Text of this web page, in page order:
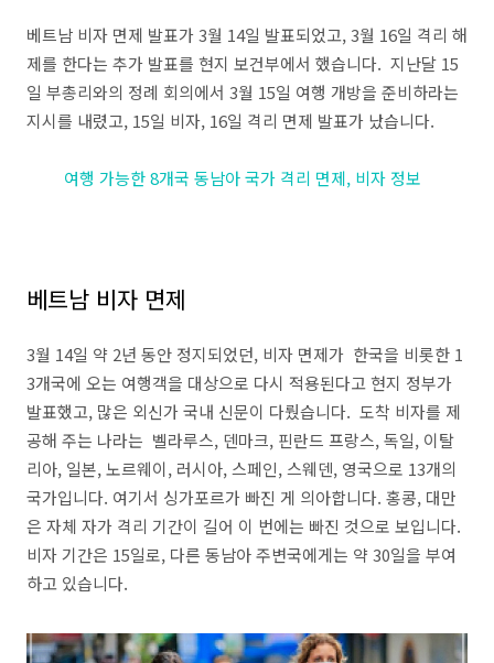
베트남 비자 면제 발표가 3월 14일 발표되었고, 3월 16일 격리 해
제를 한다는 추가 발표를 현지 보건부에서 했습니다. 지난달 15
일 부총리와의 정례 회의에서 3월 15일 여행 개방을 준비하라는
지시를 내렸고, 15일 비자, 16일 격리 면제 발표가 났습니다.
여행 가능한 8개국 동남아 국가 격리 면제, 비자 정보
베트남 비자 면제
3월 14일 약 2년 동안 정지되었던, 비자 면제가 한국을 비롯한 1
3개국에 오는 여행객을 대상으로 다시 적용된다고 현지 정부가
발표했고, 많은 외신가 국내 신문이 다뤘습니다. 도착 비자를 제
공해 주는 나라는 벨라루스, 덴마크, 핀란드 프랑스, 독일, 이탈
리아, 일본, 노르웨이, 러시아, 스페인, 스웨덴, 영국으로 13개의
국가입니다. 여기서 싱가포르가 빠진 게 의아합니다. 홍콩, 대만
은 자체 자가 격리 기간이 길어 이 번에는 빠진 것으로 보입니다.
비자 기간은 15일로, 다른 동남아 주변국에게는 약 30일을 부여
하고 있습니다.